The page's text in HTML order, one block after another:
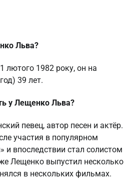
Льва?
лютого 1982 року, он на
39 лет.
у Лещенко Льва?
певец, автор песен и актёр.
участия в популярном
и впоследствии стал солистом
Лещенко выпустил несколько
в нескольких фильмах.